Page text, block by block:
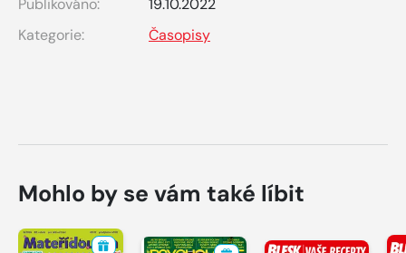
Publikováno:
19.10.2022
Kategorie:
Časopisy
Mohlo by se vám také líbit